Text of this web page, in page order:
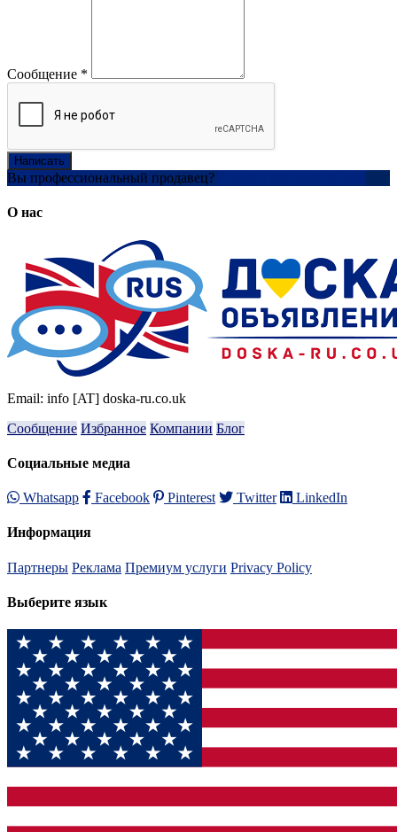
Сообщение *
Написать
Вы профессиональный продавец?
О нас
Email: info [AT] doska-ru.co.uk
Сообщение Избранное Компании Блог
Социальные медиа
Whatsapp Facebook Pinterest Twitter LinkedIn
Информация
Партнеры Реклама Премиум услуги Privacy Policy
Выберите язык